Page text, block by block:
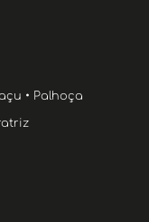
• Palhoça